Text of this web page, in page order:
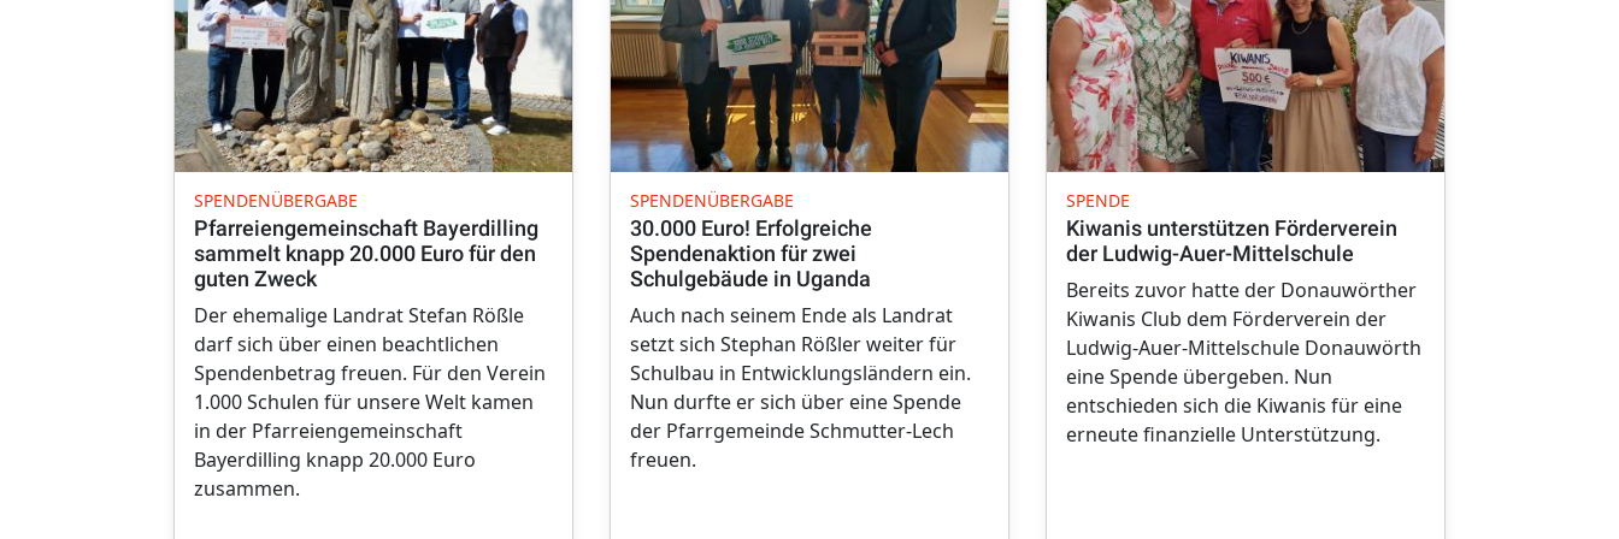
SPENDENÜBERGABE
Pfarreiengemeinschaft Bayerdilling
sammelt knapp 20.000 Euro für den
guten Zweck
Der ehemalige Landrat Stefan Rößle
darf sich über einen beachtlichen
Spendenbetrag freuen. Für den Verein
1.000 Schulen für unsere Welt kamen
in der Pfarreiengemeinschaft
Bayerdilling knapp 20.000 Euro
zusammen.
SPENDENÜBERGABE
30.000 Euro! Erfolgreiche
Spendenaktion für zwei
Schulgebäude in Uganda
Auch nach seinem Ende als Landrat
setzt sich Stephan Rößler weiter für
Schulbau in Entwicklungsländern ein.
Nun durfte er sich über eine Spende
der Pfarrgemeinde Schmutter-Lech
freuen.
SPENDE
Kiwanis unterstützen Förderverein
der Ludwig-Auer-Mittelschule
Bereits zuvor hatte der Donauwörther
Kiwanis Club dem Förderverein der
Ludwig-Auer-Mittelschule Donauwörth
eine Spende übergeben. Nun
entschieden sich die Kiwanis für eine
erneute finanzielle Unterstützung.